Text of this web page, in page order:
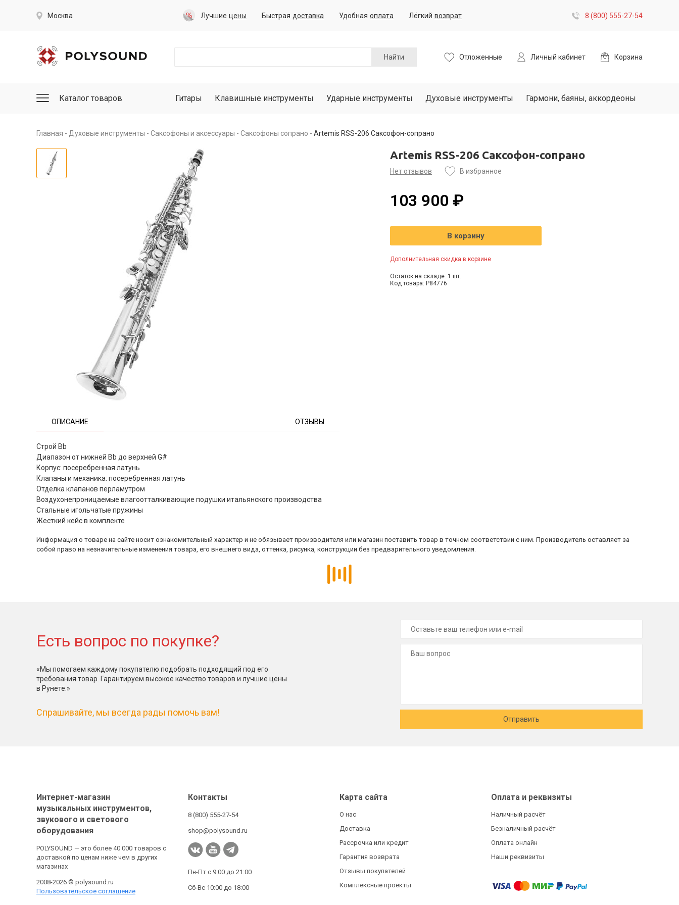
Москва Лучшие цены Быстрая доставка Удобная оплата Лёгкий возврат 8 (800) 555-27-54
Найти Отложенные Личный кабинет Корзина
Каталог товаров Гитары Клавишные инструменты Ударные инструменты Духовые инструменты Гармони, баяны, аккордеоны
Главная Духовые инструменты Саксофоны и аксессуары Саксофоны сопрано Artemis RSS-206 Саксофон-сопрано
ОПИСАНИЕ ОТЗЫВЫ
Строй Bb
Диапазон от нижней Bb до верхней G#
Корпус: посеребренная латунь
Клапаны и механика: посеребренная латунь
Отделка клапанов перламутром
Воздухонепроницаемые влагоотталкивающие подушки итальянского производства
Стальные игольчатые пружины
Жесткий кейс в комплекте
Artemis RSS-206 Саксофон-сопрано
Нет отзывов В избранное
103 900 ₽
В корзину
Дополнительная скидка в корзине
Остаток на складе: 1 шт.
Код товара: P84776
Информация о товаре на сайте носит ознакомительный характер и не обязывает производителя или магазин поставить товар в точном соответствии с ним. Производитель оставляет за
собой право на незначительные изменения товара, его внешнего вида, оттенка, рисунка, конструкции без предварительного уведомления.
Есть вопрос по покупке?
«Мы помогаем каждому покупателю подобрать подходящий под его
требования товар. Гарантируем высокое качество товаров и лучшие цены
в Рунете.»
Спрашивайте, мы всегда рады помочь вам!
Отправить
Интернет-магазин
музыкальных инструментов,
звукового и светового
оборудования
POLYSOUND — это более 40 000 товаров с
доставкой по ценам ниже чем в других
магазинах
2008-2026 © polysound.ru
Пользовательское соглашение
Контакты
8 (800) 555-27-54
shop@polysound.ru
Пн-Пт с 9:00 до 21:00
Сб-Вс 10:00 до 18:00
Карта сайта
О нас
Доставка
Рассрочка или кредит
Гарантия возврата
Отзывы покупателей
Комплексные проекты
Оплата и реквизиты
Наличный расчёт
Безналичный расчёт
Оплата онлайн
Наши реквизиты